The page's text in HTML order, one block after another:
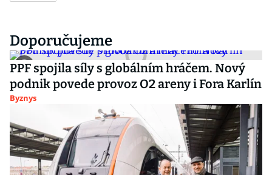
Doporučujeme
PPF spojila síly s globálním hráčem. Nový
podnik povede provoz O2 areny i Fora Karlín
Byznys